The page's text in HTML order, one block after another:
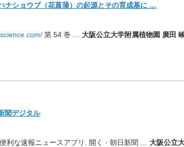
ナショウブ（花菖蒲）の起源とその育成基に …
com/ 第 54 巻 … 大阪公立大学附属植物園 廣田
聞デジタル
利な速報ニュースアプリ. 開く · 朝日新聞 … 大阪公立